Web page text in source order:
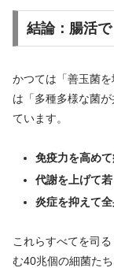
結論：腸活
かつては「善玉菌
は「多種多様な菌
ています。
免疫力を高め
代謝を上げて
炎症を抑えて
これらすべてを司
む40兆個の細菌た